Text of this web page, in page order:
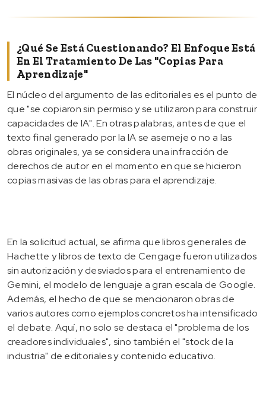
¿Qué Se Está Cuestionando? El Enfoque Está
En El Tratamiento De Las "copias Para
Aprendizaje"
El núcleo del argumento de las editoriales es el punto de
que "se copiaron sin permiso y se utilizaron para construir
capacidades de IA". En otras palabras, antes de que el
texto final generado por la IA se asemeje o no a las
obras originales, ya se considera una infracción de
derechos de autor en el momento en que se hicieron
copias masivas de las obras para el aprendizaje.
En la solicitud actual, se afirma que libros generales de
Hachette y libros de texto de Cengage fueron utilizados
sin autorización y desviados para el entrenamiento de
Gemini, el modelo de lenguaje a gran escala de Google.
Además, el hecho de que se mencionaron obras de
varios autores como ejemplos concretos ha intensificado
el debate. Aquí, no solo se destaca el "problema de los
creadores individuales", sino también el "stock de la
industria" de editoriales y contenido educativo.